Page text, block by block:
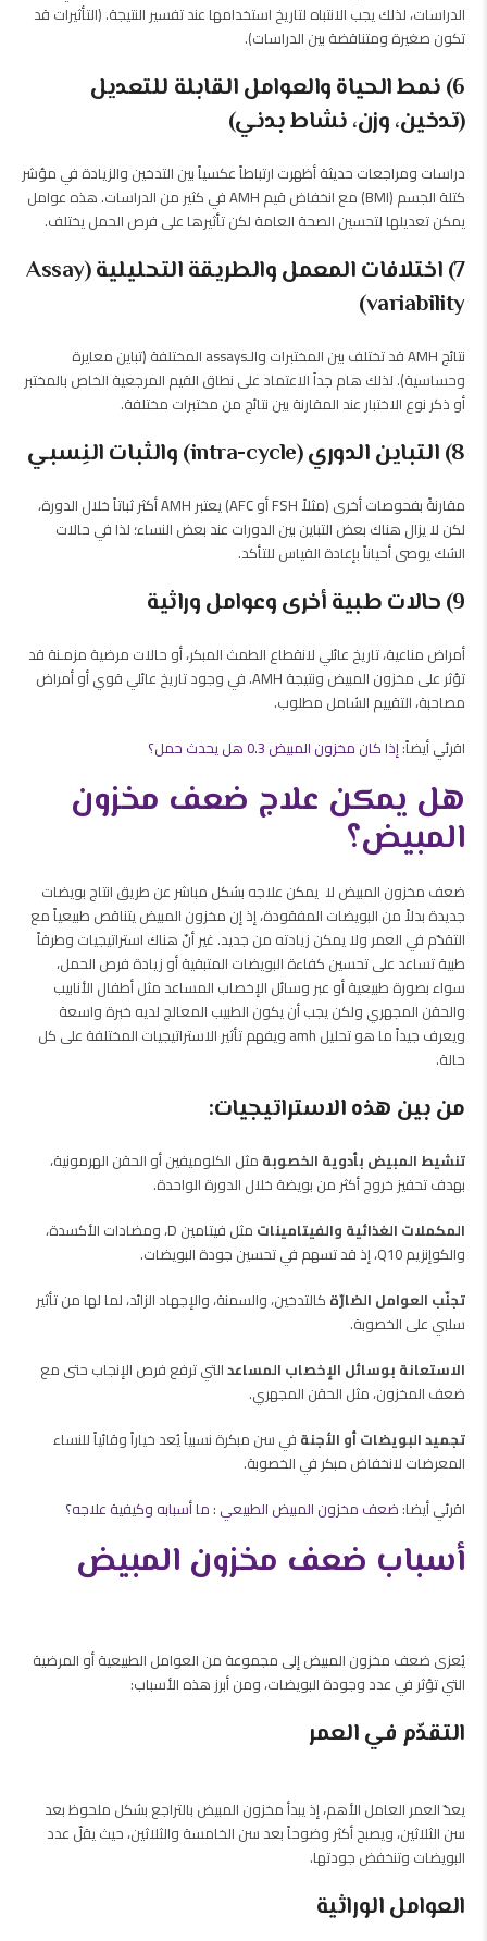
الدراسات، لذلك يجب الانتباه لتاريخ استخدامها عند تفسير النتيجة. (التأثيرات قد
تكون صغيرة ومتناقضة بين الدراسات).
6) نمط الحياة والعوامل القابلة للتعديل
(تدخين، وزن، نشاط بدني)
دراسات ومراجعات حديثة أظهرت ارتباطاً عكسياً بين التدخين والزيادة في مؤشر
كتلة الجسم (BMI) مع انخفاض قيم AMH في كثير من الدراسات. هذه عوامل
يمكن تعديلها لتحسين الصحة العامة لكن تأثيرها على فرص الحمل يختلف.
7) اختلافات المعمل والطريقة التحليلية (Assay
variability)
نتائج AMH قد تختلف بين المختبرات والـassays المختلفة (تباين معايرة
وحساسية). لذلك هام جداً الاعتماد على نطاق القيم المرجعية الخاص بالمختبر
أو ذكر نوع الاختبار عند المقارنة بين نتائج من مختبرات مختلفة.
8) التباين الدوري (intra-cycle) والثبات النِسبي
مقارنةً بفحوصات أخرى (مثلاً FSH أو AFC) يعتبر AMH أكثر ثباتاً خلال الدورة،
لكن لا يزال هناك بعض التباين بين الدورات عند بعض النساء؛ لذا في حالات
الشك يوصى أحياناً بإعادة القياس للتأكد.
9) حالات طبية أخرى وعوامل وراثية
أمراض مناعية، تاريخ عائلي لانقطاع الطمث المبكر، أو حالات مرضية مزمـنة قد
تؤثر على مخزون المبيض ونتيجة AMH. في وجود تاريخ عائلي قوي أو أمراض
مصاحبة، التقييم الشامل مطلوب.
اقرئي أيضاً:إذا كان مخزون المبيض 0.3 هل يحدث حمل؟
هل يمكن علاج ضعف مخزون
المبيض؟
ضعف مخزون المبيض لا يمكن علاجه بشكل مباشر عن طريق انتاج بويضات
جديدة بدلاً من البويضات المفقودة، إذ إن مخزون المبيض يتناقص طبيعياً مع
التقدّم في العمر ولا يمكن زيادته من جديد. غير أنّ هناك استراتيجيات وطرقاً
طبية تساعد على تحسين كفاءة البويضات المتبقية أو زيادة فرص الحمل،
سواء بصورة طبيعية أو عبر وسائل الإخصاب المساعد مثل أطفال الأنابيب
والحقن المجهري ولكن يجب أن يكون الطبيب المعالج لديه خبرة واسعة
ويعرف جيداً ما هو تحليل amh ويفهم تأثير الاستراتيجيات المختلفة على كل
حالة.
من بين هذه الاستراتيجيات:
تنشيط المبيض بأدوية الخصوبة مثل الكلوميفين أو الحقن الهرمونية،
بهدف تحفيز خروج أكثر من بويضة خلال الدورة الواحدة.
المكملات الغذائية والفيتامينات
مثل فيتامين D، ومضادات الأكسدة،
والكوإنزيم Q10، إذ قد تسهم في تحسين جودة البويضات.
تجنّب العوامل الضارّة كالتدخين، والسمنة، والإجهاد الزائد، لما لها من تأثير
سلبي على الخصوبة.
الاستعانة بوسائل الإخصاب المساعدالتي ترفع فرص الإنجاب حتى مع
ضعف المخزون، مثل الحقن المجهري.
تجميد البويضات أو الأجنة في سن مبكرة نسبياً يُعد خياراً وقائياً للنساء
المعرضات لانخفاض مبكر في الخصوبة.
اقرئي أيضا: ضعف مخزون المبيض الطبيعي : ما أسبابه وكيفية علاجه؟
أسباب ضعف مخزون المبيض
يُعزى ضعف مخزون المبيض إلى مجموعة من العوامل الطبيعية أو المرضية
التي تؤثر في عدد وجودة البويضات، ومن أبرز هذه الأسباب:
التقدّم في العمر
يعدّ العمر العامل الأهم، إذ يبدأ مخزون المبيض بالتراجع بشكل ملحوظ بعد
سن الثلاثين، ويصبح أكثر وضوحاً بعد سن الخامسة والثلاثين، حيث يقلّ عدد
البويضات وتنخفض جودتها.
العوامل الوراثية